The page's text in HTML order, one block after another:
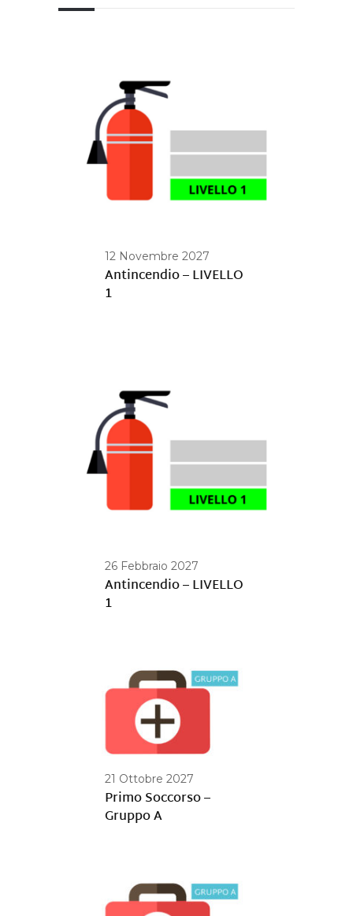
12 Novembre 2027
Antincendio – LIVELLO
1
26 Febbraio 2027
Antincendio – LIVELLO
1
21 Ottobre 2027
Primo Soccorso –
Gruppo A